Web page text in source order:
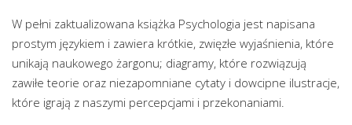
W pełni zaktualizowana książka Psychologia jest napisana
prostym językiem i zawiera krótkie, zwięzłe wyjaśnienia, które
unikają naukowego żargonu; diagramy, które rozwiązują
zawiłe teorie oraz niezapomniane cytaty i dowcipne ilustracje,
które igrają z naszymi percepcjami i przekonaniami.